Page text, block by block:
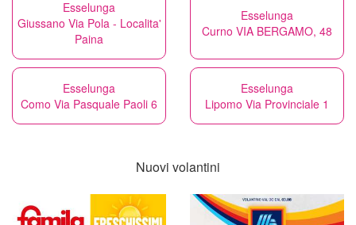
Esselunga
Giussano Via Pola - Localita'
Paina
Esselunga
Curno VIA BERGAMO, 48
Esselunga
Como Via Pasquale Paoli 6
Esselunga
Lipomo Via Provinciale 1
Nuovi volantini